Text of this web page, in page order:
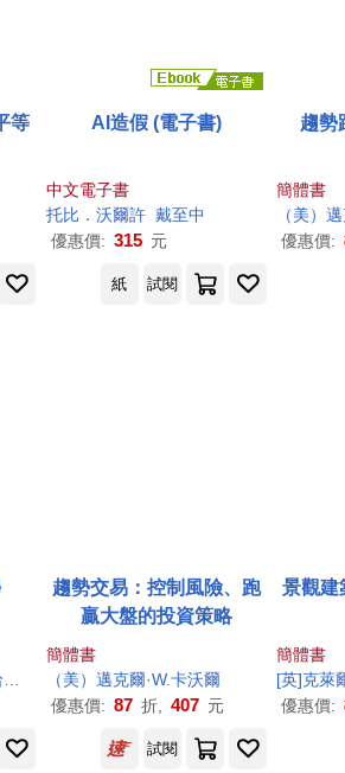
等
AI造假 (電子書)
中文電子書
托比． 沃爾許 戴至中
優惠價: 315 元
趨勢
簡體書
（美）
優惠價:
紙 試閱
毛燕輝等
趨勢交易：控制風險、跑
贏大盤的投資策略
簡體書
（美）邁克爾·W.卡沃爾
優惠價: 87 折, 407 元
景觀建
簡體書
[英]克萊
優惠價:
試閱